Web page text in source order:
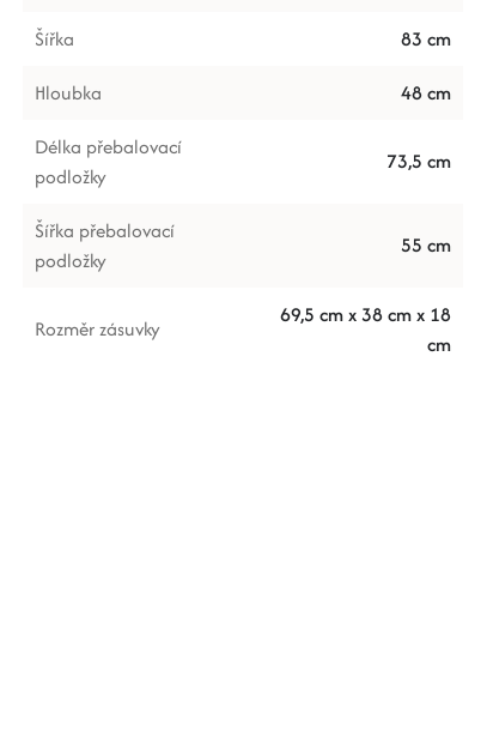
Šířka
83 cm
Hloubka
48 cm
Délka přebalovací
podložky
73,5 cm
Šířka přebalovací
podložky
55 cm
Rozměr zásuvky
69,5 cm x 38 cm x 18
cm